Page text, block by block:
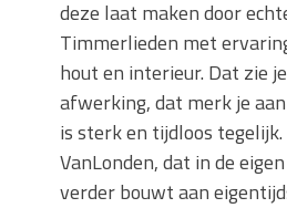
deze laat maken door
Timmerlieden met
hout en interieur. Dat zie
afwerking, dat merk je
is sterk en tijdloos
VanLonden, dat in de
verder bouwt aan